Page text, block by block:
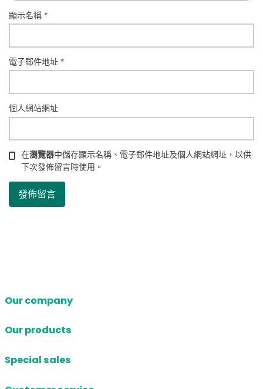
顯示名稱*
電子郵件地址*
個人網站網址
在瀏覽器中儲存顯示名稱、電子郵件地址及個人網站網址，以供
下次發佈留言時使用。
Our company
Our products
Special sales